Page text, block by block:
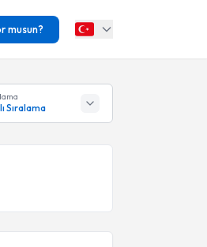
musun?
Sıralama